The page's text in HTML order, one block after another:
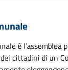
è l'assemblea
cittadini di un